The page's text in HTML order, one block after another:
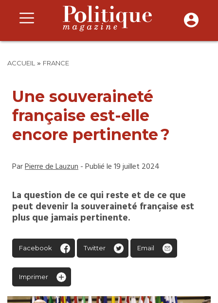
ACCUEIL » FRANCE
Une souveraineté
française est-elle
encore pertinente ?
ParPierre de Lauzun- Publié le 19 juillet 2024
La question de ce qui reste et de ce que
peut devenir la souveraineté française est
plus que jamais pertinente.
Facebook Twitter Email
Imprimer